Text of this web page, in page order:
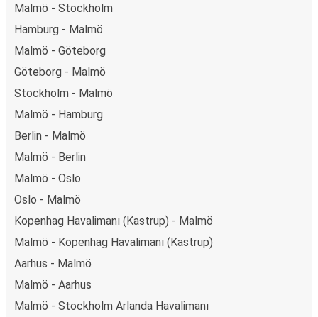
Malmö - Stockholm
Hamburg - Malmö
Malmö - Göteborg
Göteborg - Malmö
Stockholm - Malmö
Malmö - Hamburg
Berlin - Malmö
Malmö - Berlin
Malmö - Oslo
Oslo - Malmö
Kopenhag Havalimanı (Kastrup) - Malmö
Malmö - Kopenhag Havalimanı (Kastrup)
Aarhus - Malmö
Malmö - Aarhus
Malmö - Stockholm Arlanda Havalimanı